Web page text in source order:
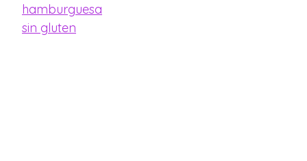
hamburguesa
sin gluten